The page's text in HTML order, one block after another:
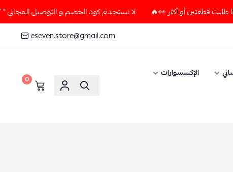
لا تستخدم كود الخصم و التوصيل المجاني " N7 " إلا إذا طلبت قطعتين أو أكثر 👀🔥
eseven.store@gmail.com
الإكسسوارات
0